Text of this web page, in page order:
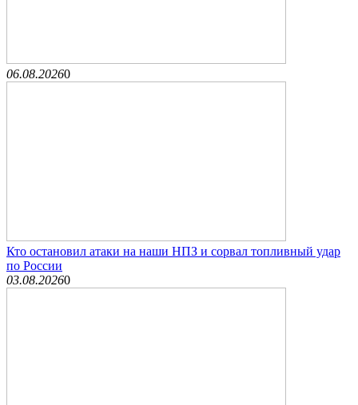
06.08.20260
Кто остановил атаки на наши НПЗ и сорвал топливный удар
по России
03.08.20260